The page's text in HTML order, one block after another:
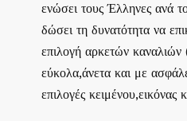
ενώσει τους Έλληνες ανά
δώσει τη δυνατότητα να
επιλογή αρκετών
εύκολα,άνετα και με
επιλογές κειμένου,εικόνας